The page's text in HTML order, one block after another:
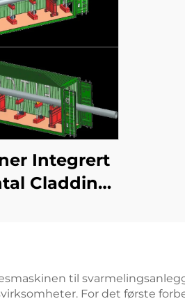
Integrert
Cladding-
til
For det første